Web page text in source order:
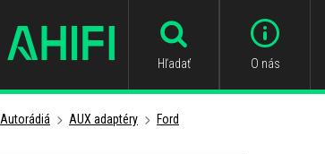
Hľadať O nás
Autorádiá AUX adaptéry Ford